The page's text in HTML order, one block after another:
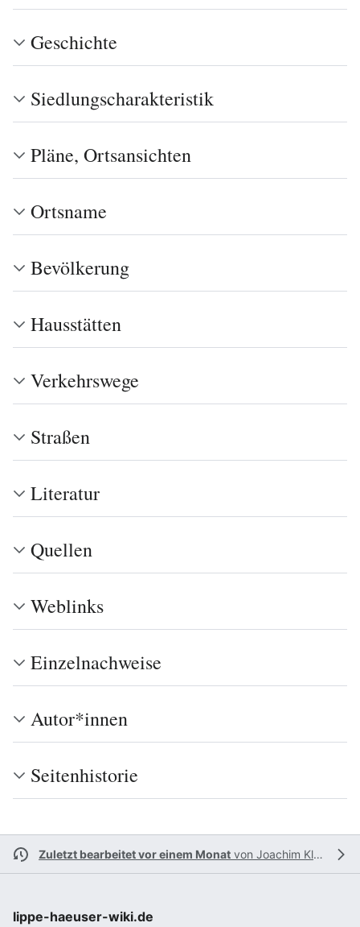
Geschichte
Siedlungscharakteristik
Pläne, Ortsansichten
Ortsname
Bevölkerung
Hausstätten
Verkehrswege
Straßen
Literatur
Quellen
Weblinks
Einzelnachweise
Autor*innen
Seitenhistorie
Zuletzt bearbeitet vor einem Monat von Joachim Kleinmanns
lippe-haeuser-wiki.de